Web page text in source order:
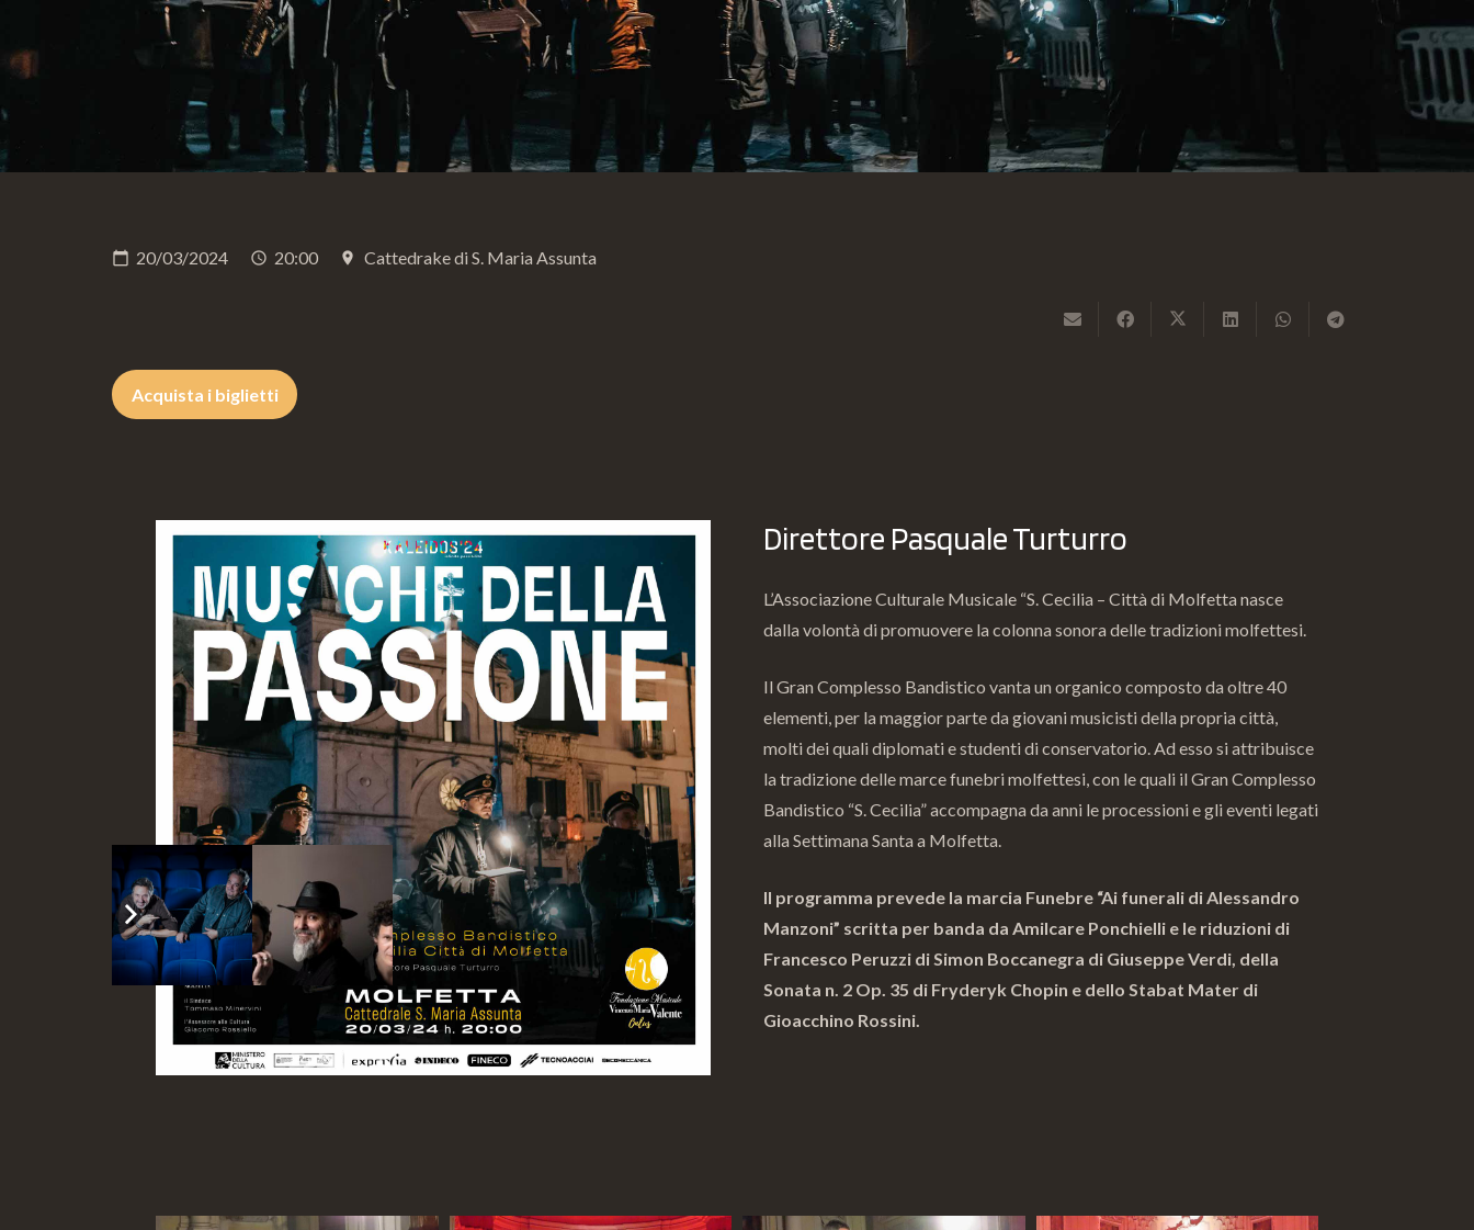
calendar_today 20/03/2024 schedule 20:00 place Cattedrake di S. Maria Assunta
Acquista i biglietti
Direttore Pasquale Turturro
L’Associazione Culturale Musicale “S. Cecilia – Città di Molfetta nasce
dalla volontà di promuovere la colonna sonora delle tradizioni molfettesi.
Il Gran Complesso Bandistico vanta un organico composto da oltre 40
elementi, per la maggior parte da giovani musicisti della propria città,
molti dei quali diplomati e studenti di conservatorio. Ad esso si attribuisce
la tradizione delle marce funebri molfettesi, con le quali il Gran Complesso
Bandistico “S. Cecilia” accompagna da anni le processioni e gli eventi legati
alla Settimana Santa a Molfetta.
Il programma prevede la marcia Funebre “Ai funerali di Alessandro
Manzoni” scritta per banda da Amilcare Ponchielli e le riduzioni di
Francesco Peruzzi di Simon Boccanegra di Giuseppe Verdi, della
Sonata n. 2 Op. 35 di Fryderyk Chopin e dello Stabat Mater di
Gioacchino Rossini.